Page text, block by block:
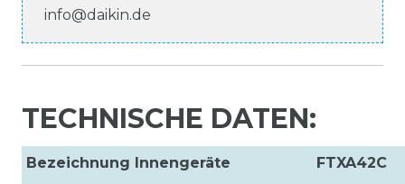
info@daikin.de
TECHNISCHE DATEN:
Bezeichnung Innengeräte
FTXA42C